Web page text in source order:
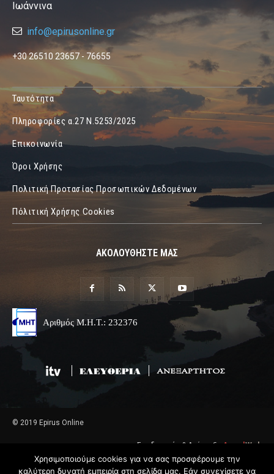
Ιωάννινα
info@epirusonline.gr
+30 26510 23657 - 76655
Ταυτότητα
Πληροφορίες α.27 Ν.5253/2025
Επικοινωνία
Όροι Χρήσης
Πολιτική Προτασίας Προσωπικών Δεδομένων
Πόλιτική Χρήσης Cookies
ΑΚΟΛΟΥΘΗΣΤΕ ΜΑΣ
Αριθμός Μ.Η.Τ.: 232376
© 2019 Epirus Online
Σχεδιασμός & Ανάπτυξη AngelWeb
Χρησιμοποιούμε cookies για να σας προσφέρουμε την
καλύτερη δυνατή εμπειρία στη σελίδα μας. Εάν συνεχίσετε να